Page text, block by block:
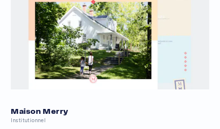
Maison Merry
Institutionnel